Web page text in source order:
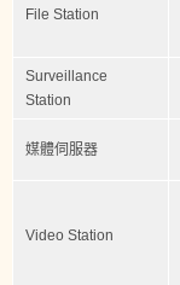
File Station
Surveillance
Station
媒體伺服器
Video Station